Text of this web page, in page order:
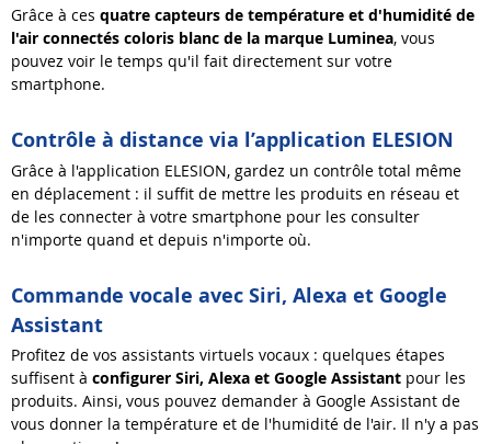
Grâce à ces quatre capteurs de température et d'humidité de
l'air connectés coloris blanc de la marque Luminea, vous
pouvez voir le temps qu'il fait directement sur votre
smartphone.
Contrôle à distance via l’application ELESION
Grâce à l'application ELESION, gardez un contrôle total même
en déplacement : il suffit de mettre les produits en réseau et
de les connecter à votre smartphone pour les consulter
n'importe quand et depuis n'importe où.
Commande vocale avec Siri, Alexa et Google
Assistant
Profitez de vos assistants virtuels vocaux : quelques étapes
suffisent à configurer Siri, Alexa et Google Assistant pour les
produits. Ainsi, vous pouvez demander à Google Assistant de
vous donner la température et de l'humidité de l'air. Il n'y a pas